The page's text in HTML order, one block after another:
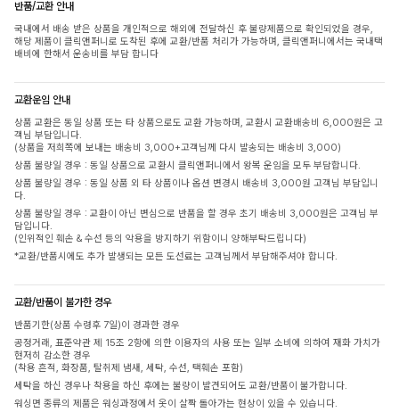
반품/교환 안내
국내에서 배송 받은 상품을 개인적으로 해외에 전달하신 후 불량제품으로 확인되었을 경우,
해당 제품이 클릭앤퍼니로 도착된 후에 교환/반품 처리가 가능하며, 클릭앤퍼니에서는 국내택
배비에 한해서 운송비를 부담 합니다
교환운임 안내
상품 교환은 동일 상품 또는 타 상품으로도 교환 가능하며, 교환시 교환배송비 6,000원은 고
객님 부담입니다.
(상품을 저희쪽에 보내는 배송비 3,000+고객님께 다시 발송되는 배송비 3,000)
상품 불량일 경우 : 동일 상품으로 교환시 클릭앤퍼니에서 왕복 운임을 모두 부담합니다.
상품 불량일 경우 : 동일 상품 외 타 상품이나 옵션 변경시 배송비 3,000원 고객님 부담입니
다.
상품 불량일 경우 : 교환이 아닌 변심으로 반품을 할 경우 초기 배송비 3,000원은 고객님 부
담입니다.
(인위적인 훼손 & 수선 등의 악용을 방지하기 위함이니 양해부탁드립니다)
*교환/반품시에도 추가 발생되는 모든 도선료는 고객님께서 부담해주셔야 합니다.
교환/반품이 불가한 경우
반품기한(상품 수령후 7일)이 경과한 경우
공정거래, 표준약관 제 15조 2항에 의한 이용자의 사용 또는 일부 소비에 의하여 재화 가치가
현저히 감소한 경우
(착용 흔적, 화장품, 탈취제 냄새, 세탁, 수선, 택훼손 포함)
세탁을 하신 경우나 착용을 하신 후에는 불량이 발견되어도 교환/반품이 불가합니다.
워싱면 종류의 제품은 워싱과정에서 옷이 살짝 돌아가는 현상이 있을 수 있습니다.